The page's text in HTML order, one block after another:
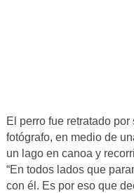
El perro fue retratado
fotógrafo, en medio de
un lago en canoa y
“En todos lados que
con él. Es por eso que